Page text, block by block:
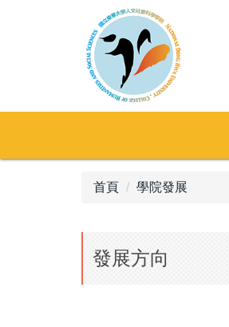
首頁 學院發展
發展方向